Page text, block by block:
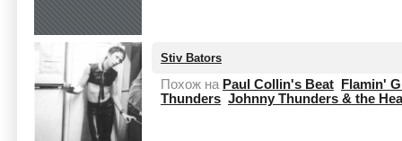
Stiv Bators
Похож на Paul Collin's Beat
Flamin'
Thunders Johnny Thunders & the